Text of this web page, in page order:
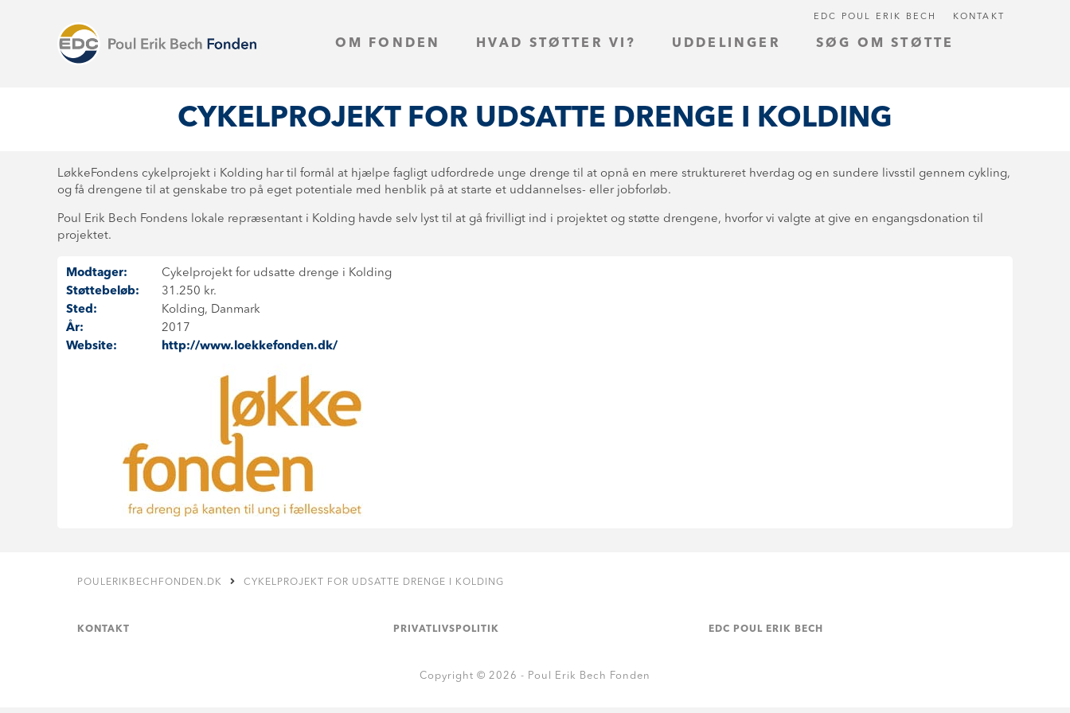
OM FONDEN HVAD STØTTER VI? UDDELINGER SØG OM STØTTE
EDC POUL ERIK BECH KONTAKT
CYKELPROJEKT FOR UDSATTE DRENGE I KOLDING
LøkkeFondens cykelprojekt i Kolding har til formål at hjælpe fagligt udfordrede unge drenge til at opnå en mere struktureret hverdag og en sundere livsstil gennem cykling,
og få drengene til at genskabe tro på eget potentiale med henblik på at starte et uddannelses- eller jobforløb.
Poul Erik Bech Fondens lokale repræsentant i Kolding havde selv lyst til at gå frivilligt ind i projektet og støtte drengene, hvorfor vi valgte at give en engangsdonation til
projektet.
Modtager:
Cykelprojekt for udsatte drenge i Kolding
Støttebeløb:
31.250 kr.
Sted:
Kolding, Danmark
År:
2017
Website:
http://www.loekkefonden.dk/
POULERIKBECHFONDEN.DK CYKELPROJEKT FOR UDSATTE DRENGE I KOLDING
KONTAKT PRIVATLIVSPOLITIK EDC POUL ERIK BECH
Copyright © 2026 - Poul Erik Bech Fonden